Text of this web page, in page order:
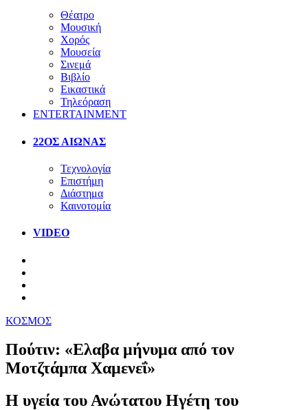
Θέατρο
Μουσική
Χορός
Μουσεία
Σινεμά
Βιβλίο
Εικαστικά
Τηλεόραση
ENTERTAINMENT
22ΟΣ ΑΙΩΝΑΣ
Τεχνολογία
Επιστήμη
Διάστημα
Καινοτομία
VIDEO
ΚΟΣΜΟΣ
Πούτιν: «Ελαβα μήνυμα από τον
Μοτζτάμπα Χαμενεΐ»
Η υγεία του Ανώτατου Ηγέτη του